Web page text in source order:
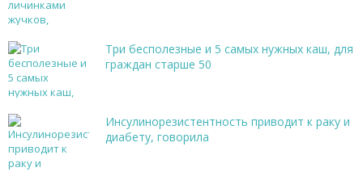
Три бесполезные и 5 самых нужных каш, для
граждан старше 50
Инсулинорезистентность приводит к раку и
диабету, говорила